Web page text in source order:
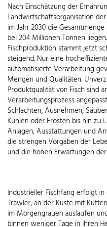
Nach Einschätzung der
Landwirtschaftsorganisation
im Jahr 2030 die
bei 204 Millionen Tonnen
Fischproduktion stammt jetzt
steigend. Nur eine
automatisierte Verarbeitung
Mengen und Qualitäten.
Produktqualität von Fisch sind
Verarbeitungsprozess
Schlachten, Ausnehmen,
Kühlen oder Frosten bis hin zu
Anlagen, Ausstattungen und
die strengen Vorgaben der
und die hohen Erwartungen
Industrieller Fischfang erfolgt
Trawler, an der Küste mit
im Morgengrauen auslaufen
binnen weniger Tage in ihren